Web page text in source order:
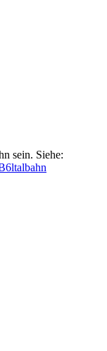
sein. Siehe: